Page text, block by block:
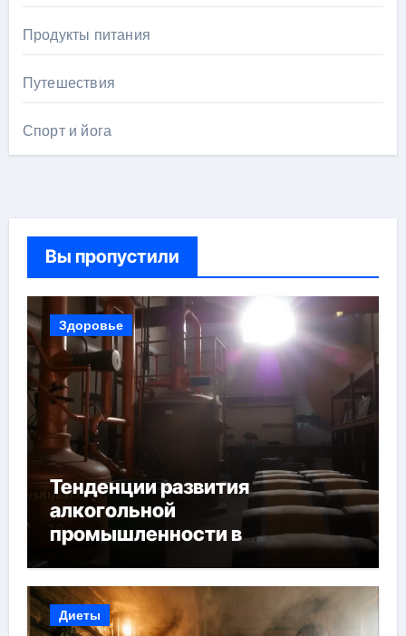
Продукты питания
Путешествия
Спорт и йога
Вы пропустили
Здоровье
Тенденции развития
алкогольной
промышленности в
Диеты